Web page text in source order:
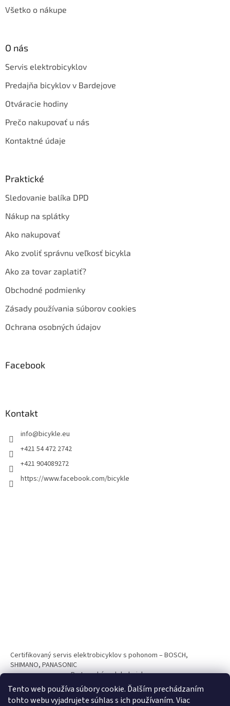
Tento web používa súbory cookie. Ďalším prechádzaním
tohto webu vyjadrujete súhlas s ich používaním. Viac
Všetko o nákupe
O nás
Servis elektrobicyklov
Predajňa bicyklov v Bardejove
Otváracie hodiny
Prečo nakupovať u nás
Kontaktné údaje
Praktické
Sledovanie balíka DPD
Nákup na splátky
Ako nakupovať
Ako zvoliť správnu veľkosť bicykla
Ako za tovar zaplatiť?
Obchodné podmienky
Zásady používania súborov cookies
Ochrana osobných údajov
Facebook
Kontakt
info@bicykle.eu
+421 54 472 2742
+421 904089272
https://www.facebook.com/bicykle
Certifikovaný servis elektrobicyklov s pohonom – BOSCH,
SHIMANO, PANASONIC
Partnerský web hokejshop.eu